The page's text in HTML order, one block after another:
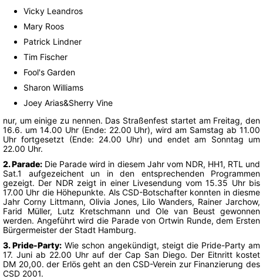
Vicky Leandros
Mary Roos
Patrick Lindner
Tim Fischer
Fool's Garden
Sharon Williams
Joey Arias&Sherry Vine
nur, um einige zu nennen. Das Straßenfest startet am Freitag, den
16.6. um 14.00 Uhr (Ende: 22.00 Uhr), wird am Samstag ab 11.00
Uhr fortgesetzt (Ende: 24.00 Uhr) und endet am Sonntag um
22.00 Uhr.
2. Parade: Die Parade wird in diesem Jahr vom NDR, HH1, RTL und
Sat.1 aufgezeichent un in den entsprechenden Programmen
gezeigt. Der NDR zeigt in einer Livesendung vom 15.35 Uhr bis
17.00 Uhr die Höhepunkte. Als CSD-Botschafter konnten in diesme
Jahr Corny Littmann, Olivia Jones, Lilo Wanders, Rainer Jarchow,
Farid Müller, Lutz Kretschmann und Ole van Beust gewonnen
werden. Angeführt wird die Parade von Ortwin Runde, dem Ersten
Bürgermeister der Stadt Hamburg.
3. Pride-Party: Wie schon angekündigt, steigt die Pride-Party am
17. Juni ab 22.00 Uhr auf der Cap San Diego. Der Eitnritt kostet
DM 20,00. der Erlös geht an den CSD-Verein zur Finanzierung des
CSD 2001.